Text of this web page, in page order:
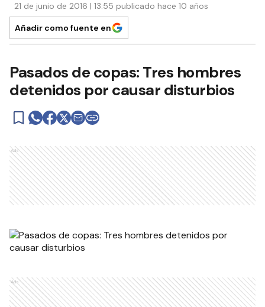
21 de junio de 2016 | 13:55 publicado hace 10 años
Añadir como fuente en
Pasados de copas: Tres hombres
detenidos por causar disturbios
Ads
Ads